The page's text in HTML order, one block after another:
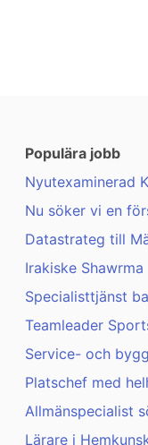
Populära jobb
Nyutexaminerad
Nu söker vi en
Datastrateg till
Irakiske Shawrma
Specialisttjänst
Teamleader
Service- och
Platschef med
Allmänspecialist
Lärare i